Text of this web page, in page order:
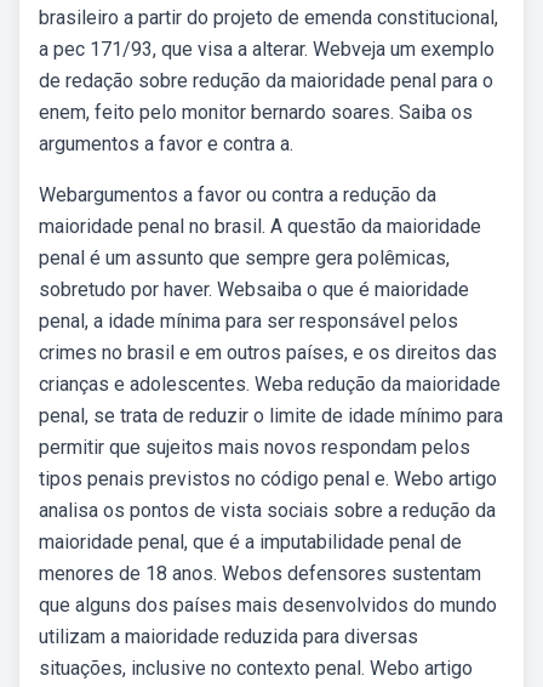
brasileiro a partir do projeto de emenda constitucional,
a pec 171/93, que visa a alterar. Webveja um exemplo
de redação sobre redução da maioridade penal para o
enem, feito pelo monitor bernardo soares. Saiba os
argumentos a favor e contra a.
Webargumentos a favor ou contra a redução da
maioridade penal no brasil. A questão da maioridade
penal é um assunto que sempre gera polêmicas,
sobretudo por haver. Websaiba o que é maioridade
penal, a idade mínima para ser responsável pelos
crimes no brasil e em outros países, e os direitos das
crianças e adolescentes. Weba redução da maioridade
penal, se trata de reduzir o limite de idade mínimo para
permitir que sujeitos mais novos respondam pelos
tipos penais previstos no código penal e. Webo artigo
analisa os pontos de vista sociais sobre a redução da
maioridade penal, que é a imputabilidade penal de
menores de 18 anos. Webos defensores sustentam
que alguns dos países mais desenvolvidos do mundo
utilizam a maioridade reduzida para diversas
situações, inclusive no contexto penal. Webo artigo